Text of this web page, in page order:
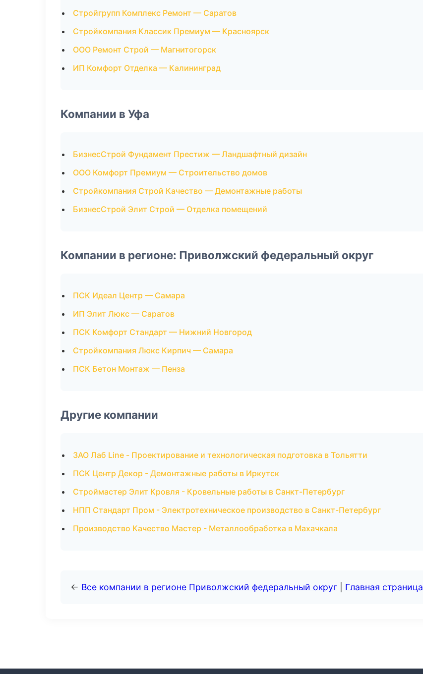
Стройгрупп Комплекс Ремонт — Саратов
Стройкомпания Классик Премиум — Красноярск
ООО Ремонт Строй — Магнитогорск
ИП Комфорт Отделка — Калининград
Компании в Уфа
БизнесСтрой Фундамент Престиж — Ландшафтный дизайн
ООО Комфорт Премиум — Строительство домов
Стройкомпания Строй Качество — Демонтажные работы
БизнесСтрой Элит Строй — Отделка помещений
Компании в регионе: Приволжский федеральный округ
ПСК Идеал Центр — Самара
ИП Элит Люкс — Саратов
ПСК Комфорт Стандарт — Нижний Новгород
Стройкомпания Люкс Кирпич — Самара
ПСК Бетон Монтаж — Пенза
Другие компании
ЗАО Лаб Line - Проектирование и технологическая подготовка в Тольятти
ПСК Центр Декор - Демонтажные работы в Иркутск
Строймастер Элит Кровля - Кровельные работы в Санкт-Петербург
НПП Стандарт Пром - Электротехническое производство в Санкт-Петербург
Производство Качество Мастер - Металлообработка в Махачкала
← Все компании в регионе Приволжский федеральный округ Главная страница